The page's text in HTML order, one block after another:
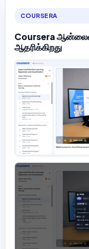
COURSERA
Coursera
ஆதரிக்கிறது